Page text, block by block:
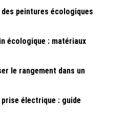
peintures écologiques
écologique : matériaux
le rangement dans un
électrique : guide